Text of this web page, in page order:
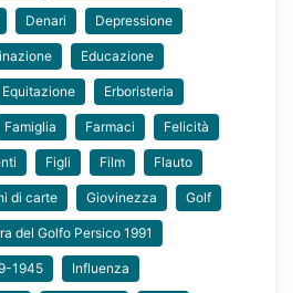
Denari Depressione
Educazione
Equitazione Erboristeria
Famiglia Farmaci Felicità
Figli Film Flauto
di carte Giovinezza Golf
del Golfo Persico 1991
1945 Influenza